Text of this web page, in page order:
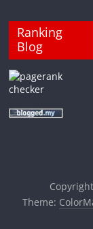
Ranking
Blog
Theme: